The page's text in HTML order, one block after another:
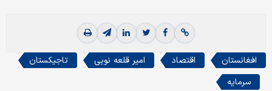
افغانستان اقتصاد امیر قلعه نویی
تاجیکستان
سرمایه